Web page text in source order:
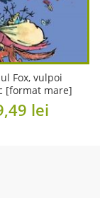
Fox, vulpoi
[format mare]
lei